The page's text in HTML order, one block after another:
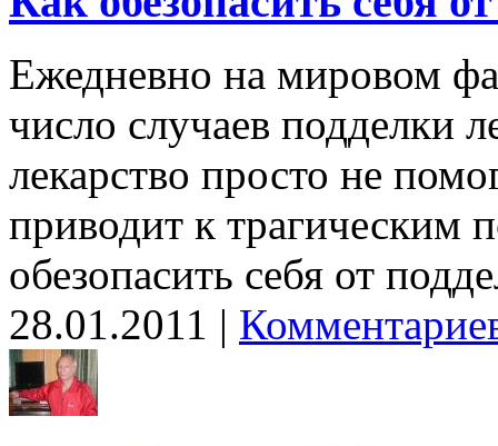
Ежедневно на мировом
число случаев подделки
лекарство просто не
приводит к трагическим
обезопасить себя от
28.01.2011 |